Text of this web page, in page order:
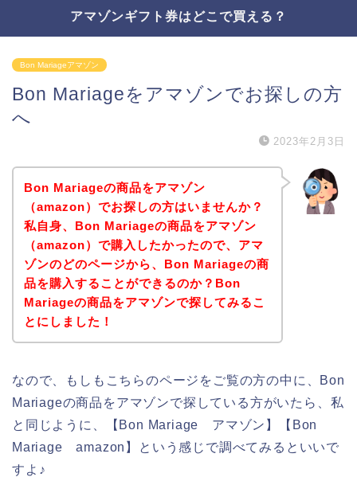
アマゾンギフト券はどこで買える？
Bon Mariageアマゾン
Bon Mariageをアマゾンでお探しの方
へ
2023年2月3日
Bon Mariageの商品をアマゾン
（amazon）でお探しの方はいませんか？
私自身、Bon Mariageの商品をアマゾン
（amazon）で購入したかったので、アマ
ゾンのどのページから、Bon Mariageの商
品を購入することができるのか？Bon
Mariageの商品をアマゾンで探してみるこ
とにしました！
なので、もしもこちらのページをご覧の方の中に、Bon
Mariageの商品をアマゾンで探している方がいたら、私
と同じように、【Bon Mariage アマゾン】【Bon
Mariage amazon】という感じで調べてみるといいで
すよ♪